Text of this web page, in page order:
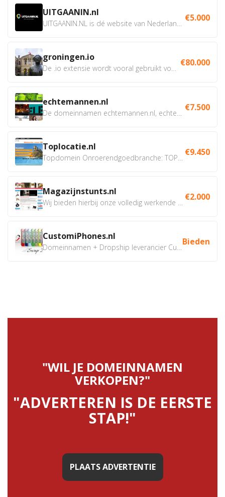
UITGAANIN.nl €5.000
groningen.io €80.000
echtemannen.nl €7.500
Toplocatie.nl €9.450
Magazijnstunts.nl €2.000
CustomiPhones.nl Bieden
"WIL JE DOMEINNAMEN
VERKOPEN?"
"ADVERTEREN IS DE EERSTE
STAP!"
PLAATS ADVERTENTIE